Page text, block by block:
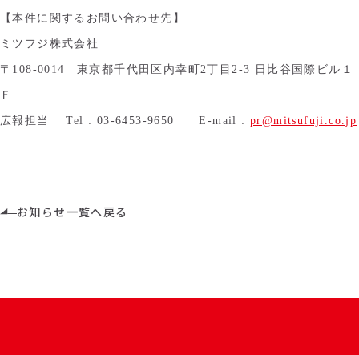
【本件に関するお問い合わせ先】
ミツフジ株式会社
〒108-0014 東京都千代田区内幸町2丁目2-3 日比谷国際ビル１
Ｆ
広報担当 Tel : 03-6453-9650 E-mail : pr@mitsufuji.co.jp
お知らせ一覧へ戻る